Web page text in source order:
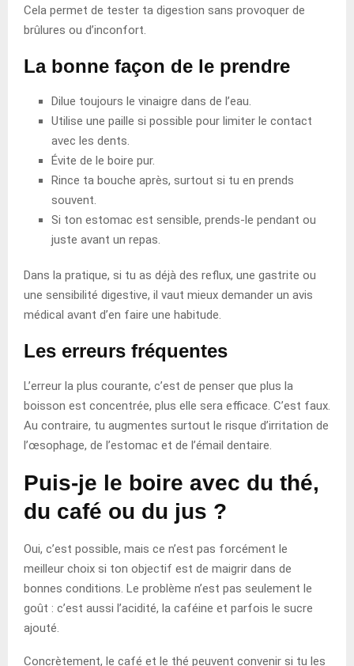
Cela permet de tester ta digestion sans provoquer de
brûlures ou d’inconfort.
La bonne façon de le prendre
Dilue toujours le vinaigre dans de l’eau.
Utilise une paille si possible pour limiter le contact
avec les dents.
Évite de le boire pur.
Rince ta bouche après, surtout si tu en prends
souvent.
Si ton estomac est sensible, prends-le pendant ou
juste avant un repas.
Dans la pratique, si tu as déjà des reflux, une gastrite ou
une sensibilité digestive, il vaut mieux demander un avis
médical avant d’en faire une habitude.
Les erreurs fréquentes
L’erreur la plus courante, c’est de penser que plus la
boisson est concentrée, plus elle sera efficace. C’est faux.
Au contraire, tu augmentes surtout le risque d’irritation de
l’œsophage, de l’estomac et de l’émail dentaire.
Puis-je le boire avec du thé,
du café ou du jus ?
Oui, c’est possible, mais ce n’est pas forcément le
meilleur choix si ton objectif est de maigrir dans de
bonnes conditions. Le problème n’est pas seulement le
goût : c’est aussi l’acidité, la caféine et parfois le sucre
ajouté.
Concrètement, le café et le thé peuvent convenir si tu les